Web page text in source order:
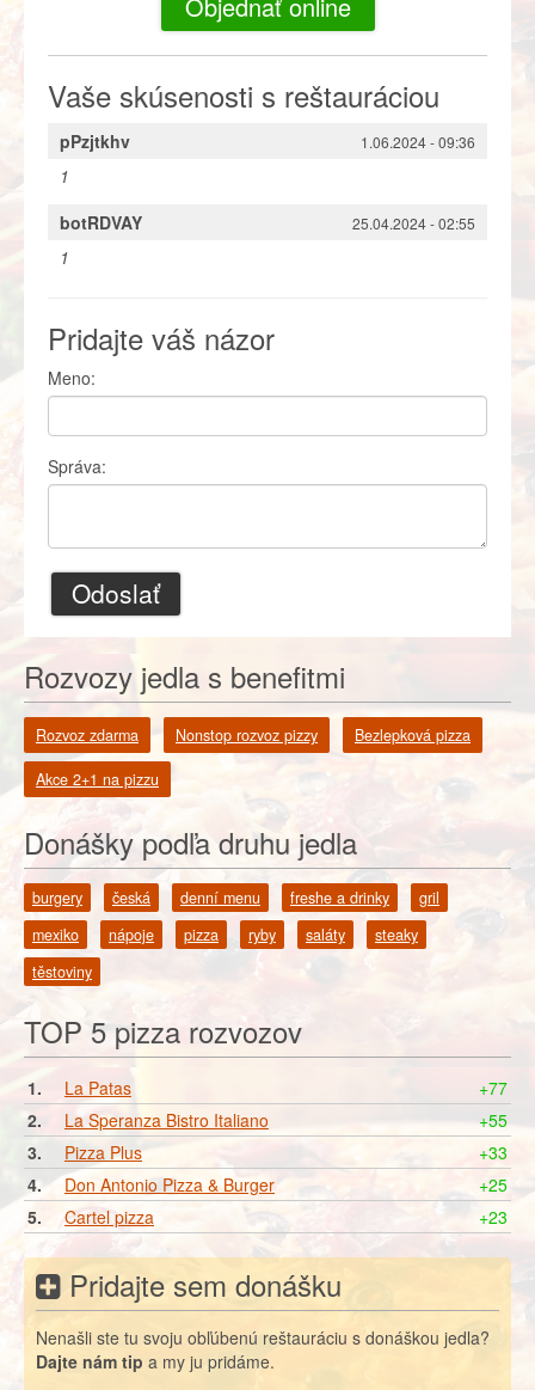
Objednať online
Vaše skúsenosti s reštauráciou
pPzjtkhv 1.06.2024 - 09:36
1
botRDVAY
25.04.2024 - 02:55
1
Pridajte váš názor
Meno:
Správa:
Odoslať
Rozvozy jedla s benefitmi
Rozvoz zdarma Nonstop rozvoz pizzy Bezlepková pizza
Akce 2+1 na pizzu
Donášky podľa druhu jedla
burgery česká denní menu freshe a drinky
gril
mexiko
nápoje pizza ryby saláty
steaky
těstoviny
TOP 5 pizza rozvozov
1. La Patas
+77
2.
La Speranza Bistro Italiano
+55
3.
Pizza Plus
+33
4.
Don Antonio Pizza & Burger
+25
5.
Cartel pizza +23
Pridajte sem donášku
Nenašli ste tu svoju obľúbenú reštauráciu s donáškou jedla?
Dajte nám tip a my ju pridáme.